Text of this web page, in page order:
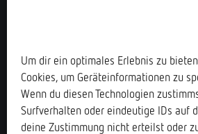
Um dir ein optimales Erlebnis zu
Cookies, um Geräteinformationen zu
Wenn du diesen Technologien
Surfverhalten oder eindeutige IDs auf
deine Zustimmung nicht erteilst oder